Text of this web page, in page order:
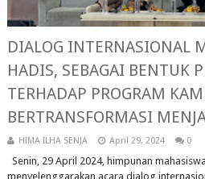
DIALOG INTERNASIONAL
HADIS, SEBAGAI BENTUK
TERHADAP PROGRAM
BERTRANSFORMASI
HIMA ILHA SENJA April 29, 2024 0
Senin, 29 April 2024, himpunan
menyelenggarakan acara dialog